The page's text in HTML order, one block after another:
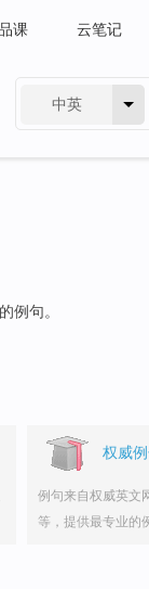
课 云笔记
中英
例句。
权威
例句来自权威英文
等，提供最专业的